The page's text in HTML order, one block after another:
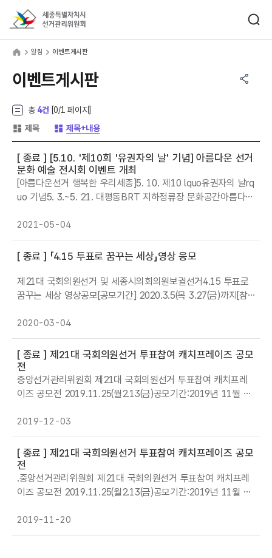
알림 이벤트게시판
이벤트게시판
총 4건 [0/1 페이지]
제목 제목+내용
[ 종료 ] [5.10. '제10회 '유권자의 날' 기념] 아름다운 선거
문화 예술 전시회 이벤트 개최
[아름다운선거 행복한 우리세종]5. 10. 제10 lquo유권자의 날rq
uo 기념5. 3.~5. 21. 대평동BRT 지하정류장 문화공간아름다운
권자 등 작품 관람해봄02 lquo나는야! 대통령rquo 취임 연설
체험해봄03 관람 및 체험 인증샷 SNS 공유해봄04 이벤트 당
첨, 모바일상품권 받아봄관람.체험후 인증샷 SNS공유 이벤트
일상품권 제공* 참여방법 1. 전시 작품 관람 및 체험 행사 인증
샷를 세종시선관위
2021-05-04
[ 종료 ] 「4.15 투표로 꿈꾸는 세상」영상 응모
제21대 국회의원선거 및 세종시의회의원보궐선거4.15 투표로
꿈꾸는 세상 영상공모[공모기간] 2020.3.5(목 3.27(금)까지[참
표로 꿈꾸는 세상[영상형식]- 제한시간:1컷당 3분이내- 해상도:
192080이상- 영상형식:광고,드라마,다큐,애니메이션 등 자유-
응모 제한:팀별 인원 제한(3명이내), 응모 편수 제한(3편)[응모방
법]온라인접수- 세종시선관위 홈페이지(j.ec.go.kr)-알림게시판
에 게시된 지원서를 제출후- 응모자의 (유튜브 등)에 직접 영상
게시후
2020-03-04
[ 종료 ] 제21대 국회의원선거 투표참여 캐치프레이즈 공모
전
중앙선거관리위원회 제21대 국회의원선거 투표참여 캐치프레
이즈 공모전 2019.11.25(월2.13(금)공모기간:2019년 11월 25
제:투표효능감을 높이는 투표참여 홍보 * 유권자의 마음을 움직
여서 자발적 투표참여를 유도하는 내용 시상내역:총240만원1)
최우수상(1명 50만원 상당 상품권2)우수상(3명 30만원 상당 상
품권3)장려상명 5만원 상당 상품권 접수방법:중앙선관위 홈페
이지(htt://www.ec.go.kr)내 공모전 배너 클릭 후 접수 공모결
과:2019년 12
2019-12-03
[ 종료 ] 제21대 국회의원선거 투표참여 캐치프레이즈 공모
전
.중앙선거관리위원회 제21대 국회의원선거 투표참여 캐치프레
이즈 공모전 2019.11.25(월2.13(금)공모기간:2019년 11월 25
제:투표효능감을 높이는 투표참여 홍보 * 유권자의 마음을 움직
여서 자발적 투표참여를 유도하는 내용 시상내역:총240만원1)
2019-11-20